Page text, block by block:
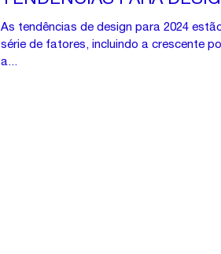
As tendências de design para 2024
série de fatores, incluindo a crescente
a...